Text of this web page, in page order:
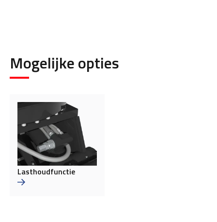
Mogelijke opties
Lasthoudfunctie